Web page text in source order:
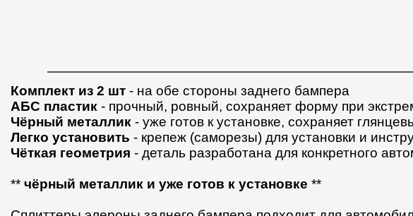
Комплект из 2 шт - на обе стороны заднего бампера
АБС пластик - прочный, ровный, сохраняет форму при
Чёрный металлик - уже готов к установке, сохраняет
Легко установить - крепеж (саморезы) для установки и
Чёткая геометрия - деталь разработана для конкретного
** чёрный металлик и уже готов к установке **